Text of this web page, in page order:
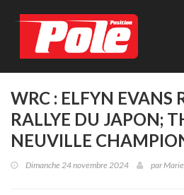
WRC : ELFYN EVANS
RALLYE DU JAPON;
NEUVILLE
Dimanche 24 novembre 2024 par